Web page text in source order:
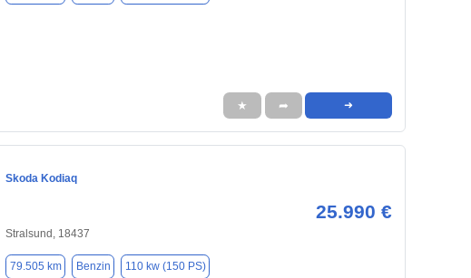
★ ➦ ➜
Skoda Kodiaq
25.990 €
Stralsund, 18437
79.505 km Benzin 110 kw (150 PS)